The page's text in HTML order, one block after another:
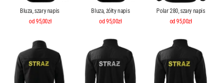
Bluza, szary napis
od 95,00zł
Bluza, żółty napis
od 95,00zł
Polar 280, szary napis
od 95,00zł